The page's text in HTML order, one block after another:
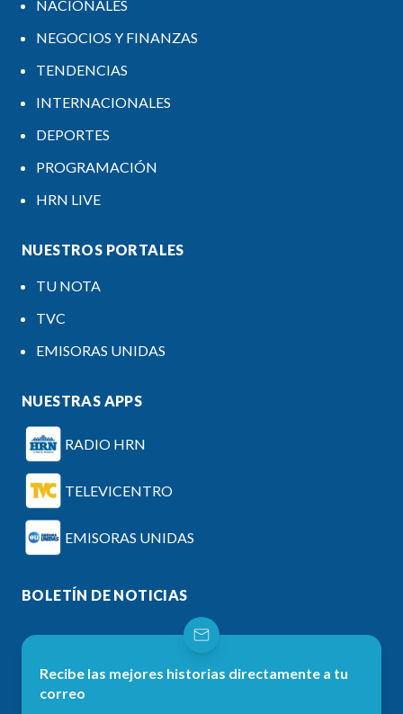
NACIONALES
NEGOCIOS Y FINANZAS
TENDENCIAS
INTERNACIONALES
DEPORTES
PROGRAMACIÓN
HRN LIVE
NUESTROS PORTALES
TU NOTA
TVC
EMISORAS UNIDAS
NUESTRAS APPS
RADIO HRN
TELEVICENTRO
EMISORAS UNIDAS
BOLETÍN DE NOTICIAS
Recibe las mejores historias directamente a tu
correo